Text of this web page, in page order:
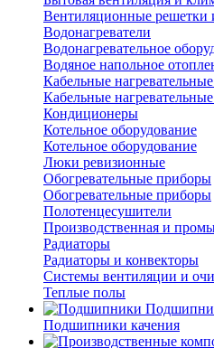
Вентиляционные решетки
Водонагреватели
Водонагревательное
Водяное напольное
Кабельные
Кабельные
Кондиционеры
Котельное оборудование
Котельное оборудование
Люки ревизионные
Обогревательные приборы
Обогревательные приборы
Полотенцесушители
Производственная и
Радиаторы
Радиаторы и конвекторы
Системы вентиляции и
Теплые полы
Подшипники качения